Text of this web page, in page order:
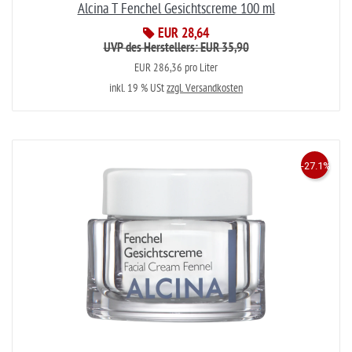
Alcina T Fenchel Gesichtscreme 100 ml
EUR 28,64
UVP des Herstellers: EUR 35,90
EUR 286,36 pro Liter
inkl. 19 % UStzzgl. Versandkosten
-27.1%